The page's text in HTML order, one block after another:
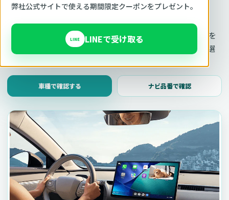
弊社公式サイトで使える期間限定クーポンをプレゼント。
LINE LINEで受け取る
車種と年式で適合確認
Ottocast（オットキャスト）の対応製品、条件、注意事項を
このページ内で見られます。 迷った場合は、車種と年式を選
車種で確認する ナビ品番で確認